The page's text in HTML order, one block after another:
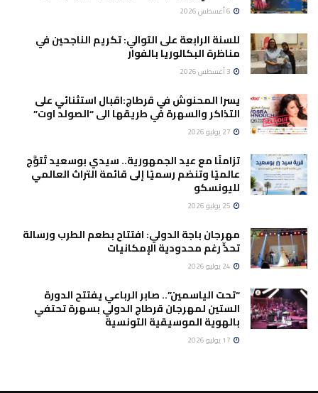
للسنة الرابعة على التوالي: تكريم الناجحين في
مناظرة البكالوريا بالفوار
يسرا المحنوش في قرطاج:اقبال استثنائي على
التذاكر والسهرة في طريقها الى “الصولد اوت”
تزامنًا مع عيد الجمهورية.. سيدي بوسعيد تُتوَّج
عالميًا وتنضم رسميًا إلى قائمة التراث العالمي
لليونسكو
مهرجان باجة الدولي: افتتاح بطعم الطرب ورسالة
تحدٍّ رغم محدودية الإمكانيات
“تحت الياسمين”.. صابر الرباعي يفتتح الدورة
الستين لمهرجان قرطاج الدولي بسهرة تحتفي
بالهوية الموسيقية التونسية